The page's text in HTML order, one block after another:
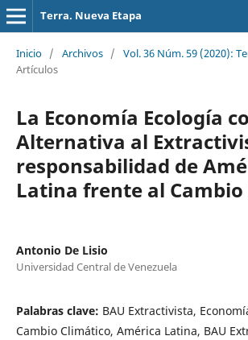
Terra. Nueva Etapa
Inicio / Archivos / Vol. 36 Núm. 59 (2020):
Artículos
La Economía Ecología
Alternativa al
responsabilidad de
Latina frente al
Antonio De Lisio
Universidad Central de Venezuela
Palabras clave: BAU Extractivista,
Cambio Climático, América Latina, BAU